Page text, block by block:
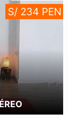
S/ 234 PEN